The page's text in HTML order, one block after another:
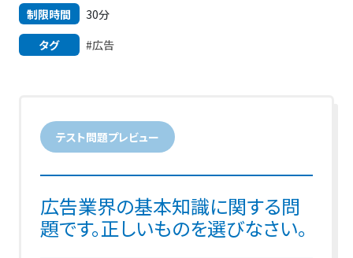
制限時間
30分
タグ
#広告
テスト問題プレビュー
広告業界の基本知識に関する問
題です。正しいものを選びなさい。